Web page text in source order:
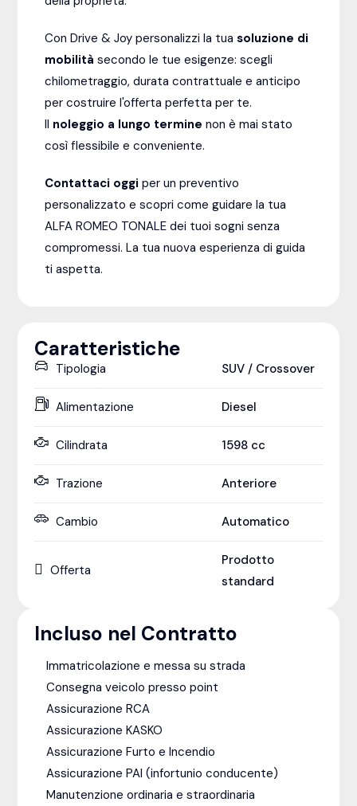
Con Drive & Joy personalizzi la tuasoluzione di
mobilità secondo le tue esigenze: scegli
chilometraggio, durata contrattuale e anticipo
per costruire l'offerta perfetta per te.
Il noleggio a lungo termine non è mai stato
così flessibile e conveniente.
Contattaci oggi per un preventivo
personalizzato e scopri come guidare la tua
ALFA ROMEO TONALE dei tuoi sogni senza
compromessi. La tua nuova esperienza di guida
ti aspetta.
Caratteristiche
Tipologia SUV / Crossover
Alimentazione Diesel
Cilindrata 1598 cc
Trazione Anteriore
Cambio Automatico
Offerta
Prodotto
standard
Incluso nel Contratto
Immatricolazione e messa su strada
Consegna veicolo presso point
Assicurazione RCA
Assicurazione KASKO
Assicurazione Furto e Incendio
Assicurazione PAI (infortunio conducente)
Manutenzione ordinaria e straordinaria